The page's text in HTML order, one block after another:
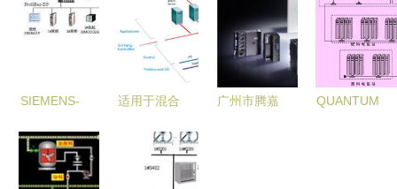
前处理新纪
自动化水平
SIEMENS-
制系统在承
德自来水公
适用于混合
的一体化系
统 自动化
广州市腾嘉
QUANTUM